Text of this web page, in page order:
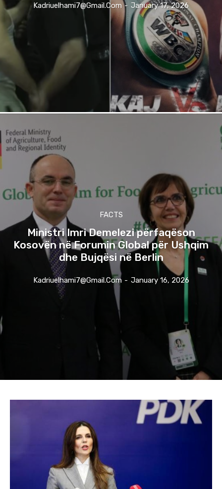
Kadriuelhami7@gmail.com - January 17, 2026
FACTS
Ministri Imri Demelezi përfaqëson
Kosovën në Forumin Global për Ushqim
dhe Bujqësi në Berlin
Kadriuelhami7@gmail.com - January 16, 2026